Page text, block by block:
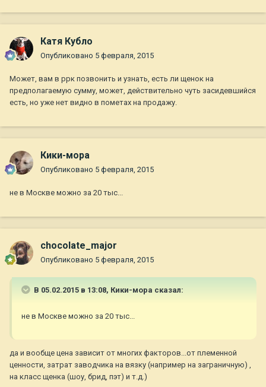
Катя Кубло
Опубликовано 5 февраля, 2015
Может, вам в ррк позвонить и узнать, есть ли щенок на
предполагаемую сумму, может, действительно чуть засидевшийся
есть, но уже нет видно в пометах на продажу.
Кики-мора
Опубликовано 5 февраля, 2015
не в Москве можно за 20 тыс...
chocolate_major
Опубликовано 5 февраля, 2015
В 05.02.2015 в 13:08, Кики-мора сказал:
не в Москве можно за 20 тыс...
да и вообще цена зависит от многих факторов...от племенной
ценности, затрат заводчика на вязку (например на заграничную) ,
на класс щенка (шоу, брид, пэт) и т.д.)